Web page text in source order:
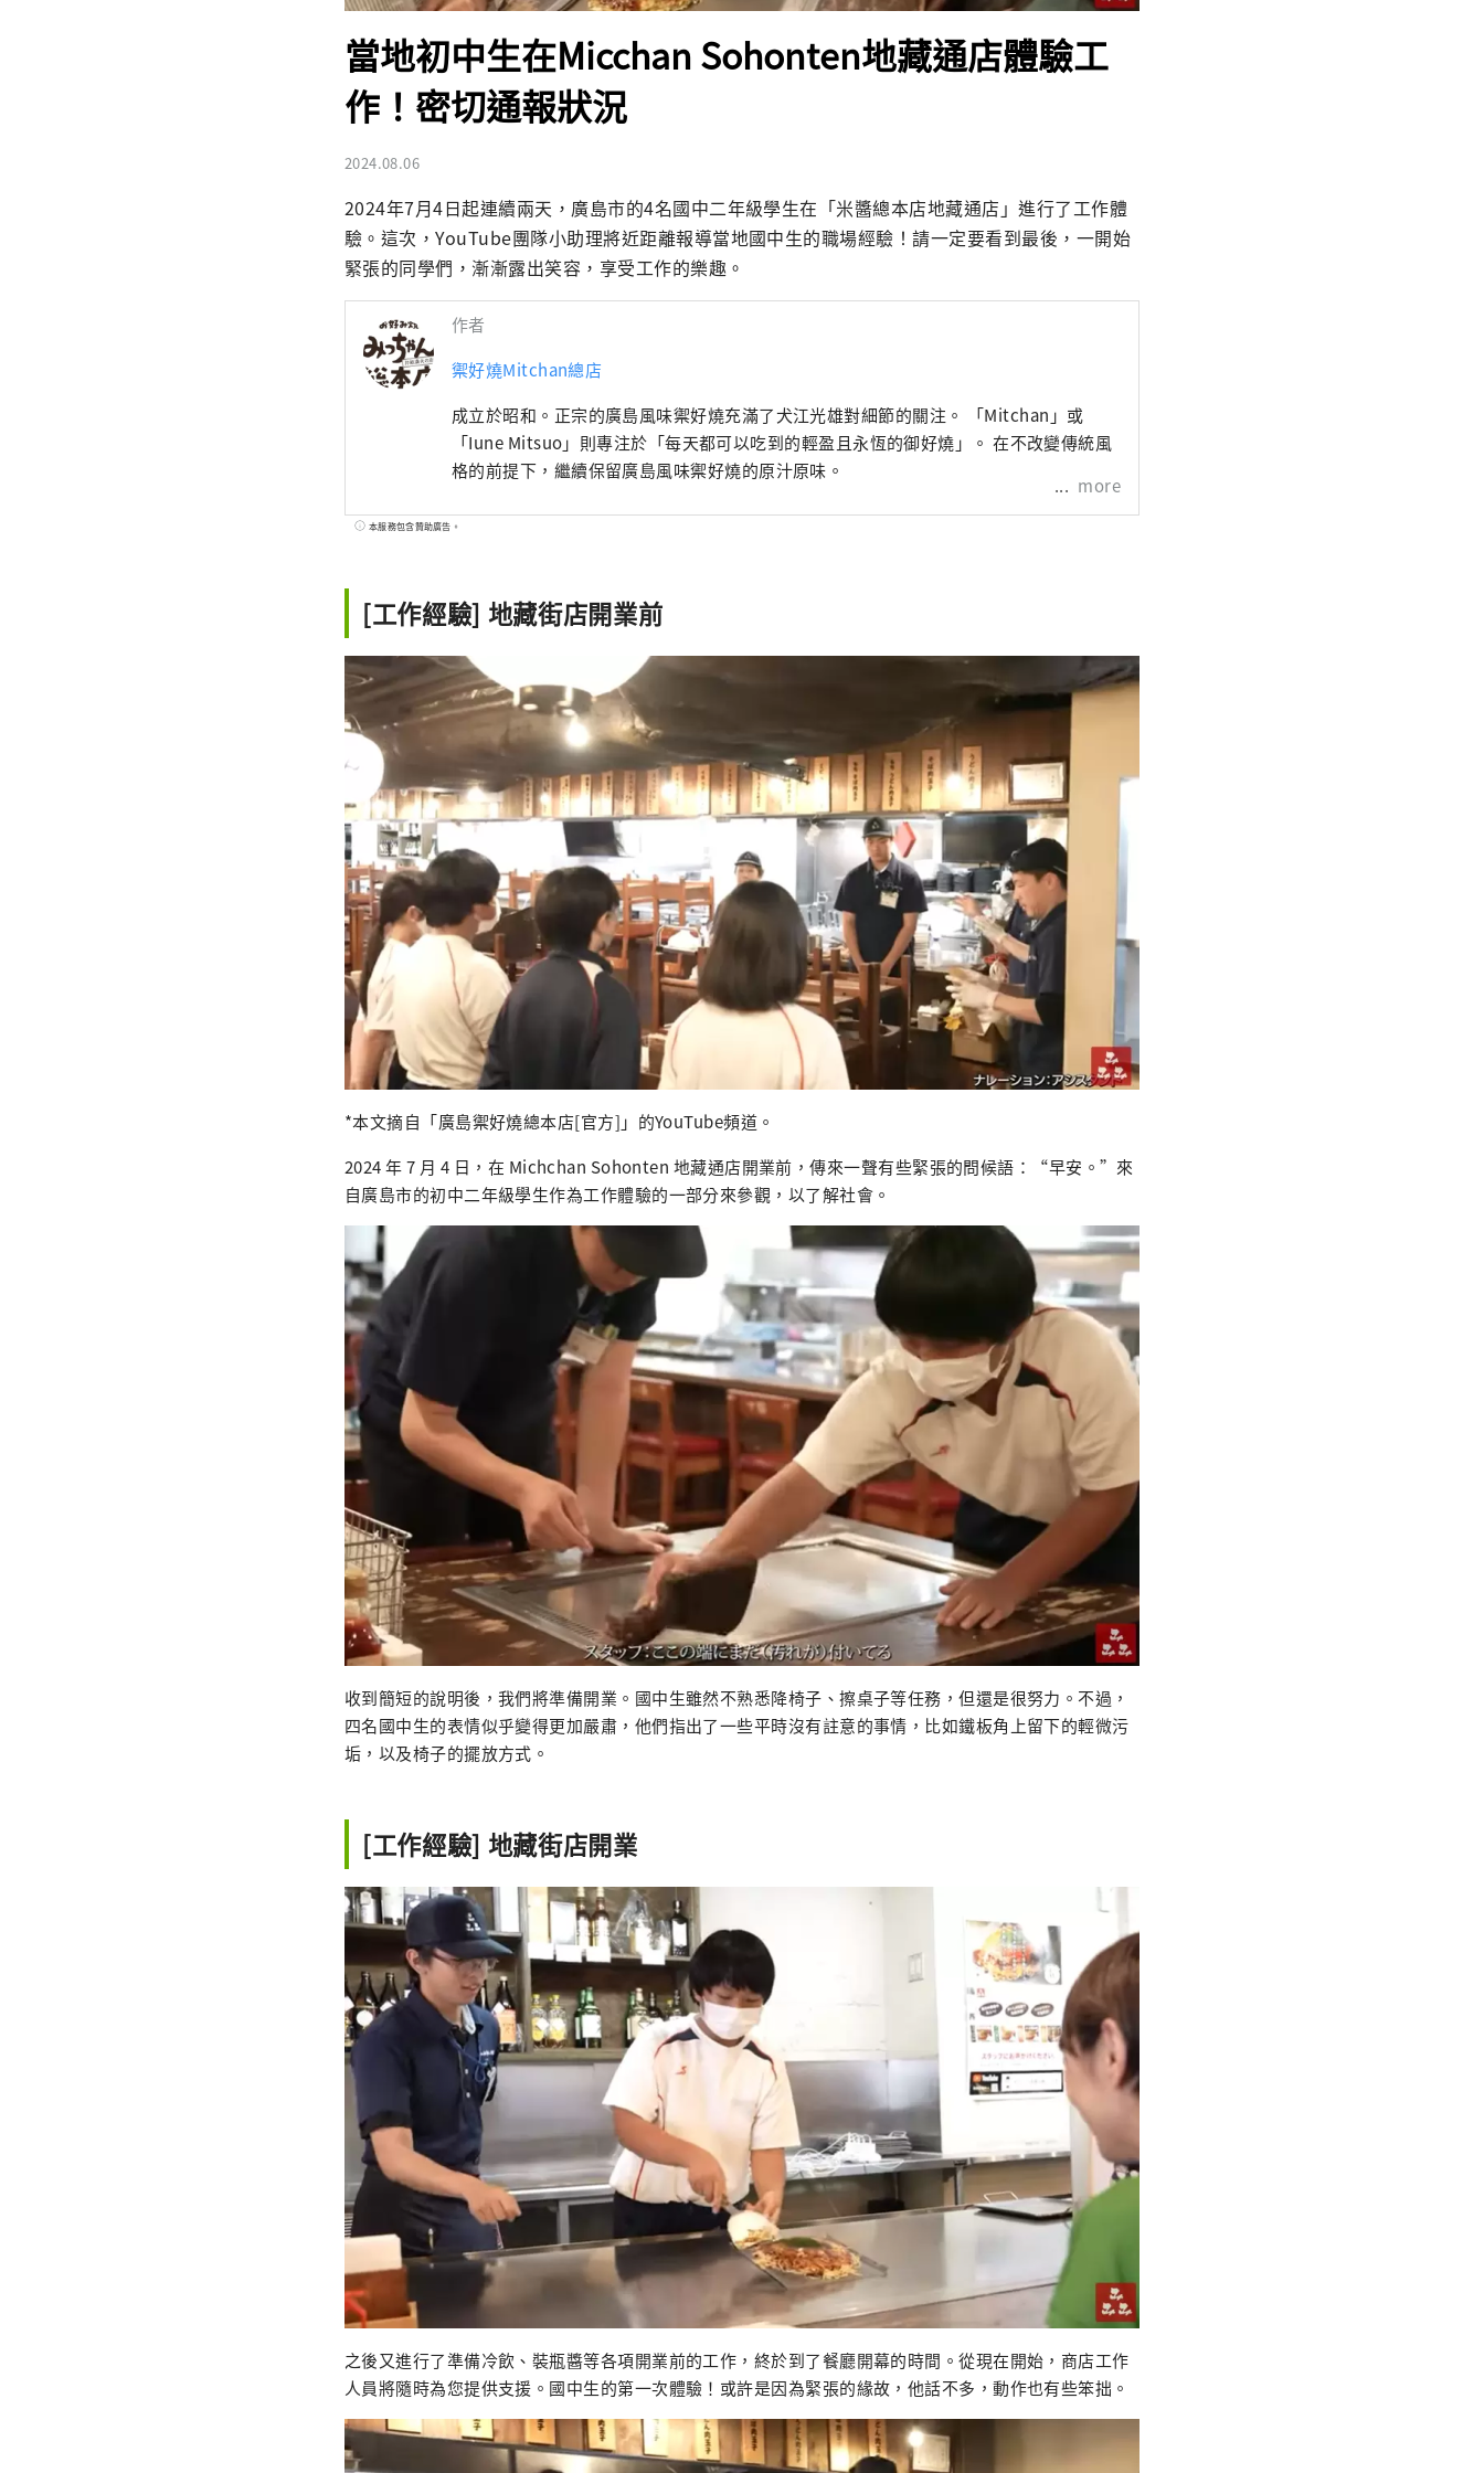
當地初中生在Micchan Sohonten地藏通店體驗工
作！密切通報狀況
2024.08.06
2024年7月4日起連續兩天，廣島市的4名國中二年級學生在「米醬總本店地藏通店」進行了工作體
驗。這次，YouTube團隊小助理將近距離報導當地國中生的職場經驗！請一定要看到最後，一開始
緊張的同學們，漸漸露出笑容，享受工作的樂趣。
作者
禦好燒Mitchan總店
成立於昭和。正宗的廣島風味禦好燒充滿了犬江光雄對細節的關注。 「Mitchan」或
「Iune Mitsuo」則專注於「每天都可以吃到的輕盈且永恆的御好燒」。 在不改變傳統風
格的前提下，繼續保留廣島風味禦好燒的原汁原味。
more
本服務包含贊助廣告。
[工作經驗] 地藏街店開業前
*本文摘自「廣島禦好燒總本店[官方]」的YouTube頻道。
2024 年 7 月 4 日，在 Michchan Sohonten 地藏通店開業前，傳來一聲有些緊張的問候語：“早安。”來
自廣島市的初中二年級學生作為工作體驗的一部分來參觀，以了解社會。
收到簡短的說明後，我們將準備開業。國中生雖然不熟悉降椅子、擦桌子等任務，但還是很努力。不過，
四名國中生的表情似乎變得更加嚴肅，他們指出了一些平時沒有註意的事情，比如鐵板角上留下的輕微污
垢，以及椅子的擺放方式。
[工作經驗] 地藏街店開業
之後又進行了準備冷飲、裝瓶醬等各項開業前的工作，終於到了餐廳開幕的時間。從現在開始，商店工作
人員將隨時為您提供支援。國中生的第一次體驗！或許是因為緊張的緣故，他話不多，動作也有些笨拙。